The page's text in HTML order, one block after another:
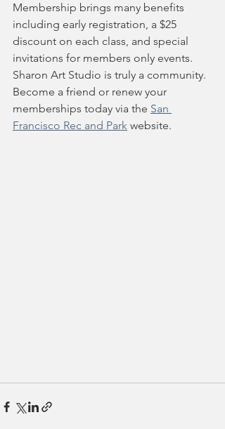
Membership brings many benefits
including early registration, a $25
discount on each class, and special
invitations for members only events.
Sharon Art Studio is truly a community.
Become a friend or renew your
memberships today via the San
Francisco Rec and Park website.